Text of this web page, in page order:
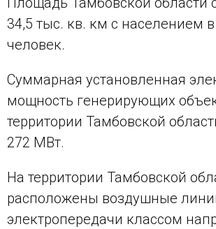
34,5 тыс. кв. км с населением
человек.
Суммарная установленная
мощность генерирующих
территории Тамбовской
272 МВт.
На территории Тамбовской
расположены воздушные
электропередачи классом